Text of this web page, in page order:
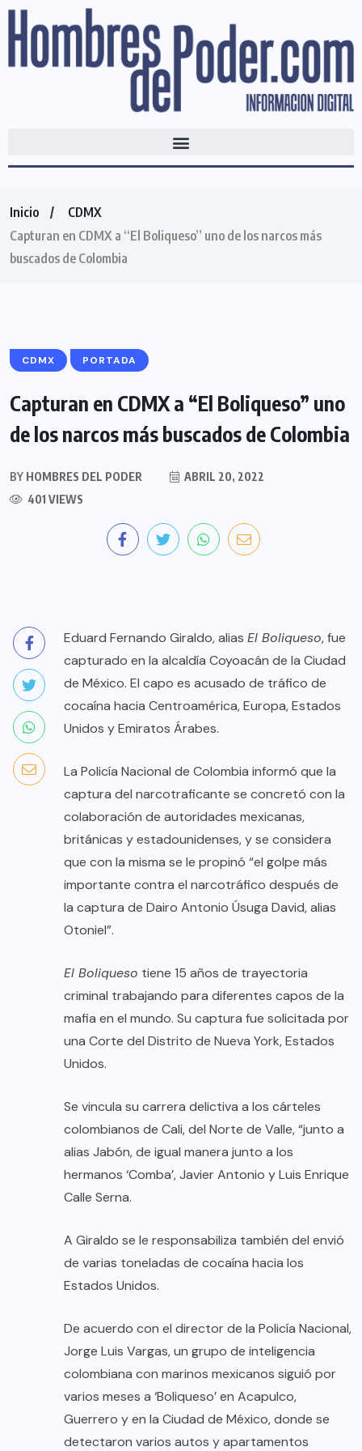
Inicio
CDMX
Capturan en CDMX a “El Boliqueso” uno de los narcos más
buscados de Colombia
CDMX PORTADA
Capturan en CDMX a “El Boliqueso” uno
de los narcos más buscados de Colombia
BY HOMBRES DEL PODER
ABRIL 20, 2022
401 VIEWS
Eduard Fernando Giraldo, alias El Boliqueso, fue
capturado en la alcaldía Coyoacán de la Ciudad
de México. El capo es acusado de tráfico de
cocaína hacia Centroamérica, Europa, Estados
Unidos y Emiratos Árabes.
La Policía Nacional de Colombia informó que la
captura del narcotraficante se concretó con la
colaboración de autoridades mexicanas,
británicas y estadounidenses, y se considera
que con la misma se le propinó “el golpe más
importante contra el narcotráfico después de
la captura de Dairo Antonio Úsuga David, alias
Otoniel”.
El Boliqueso tiene 15 años de trayectoria
criminal trabajando para diferentes capos de la
mafia en el mundo. Su captura fue solicitada por
una Corte del Distrito de Nueva York, Estados
Unidos.
Se vincula su carrera delictiva a los cárteles
colombianos de Cali, del Norte de Valle, “junto a
alias Jabón, de igual manera junto a los
hermanos ‘Comba’, Javier Antonio y Luis Enrique
Calle Serna.
A Giraldo se le responsabiliza también del envió
de varias toneladas de cocaína hacia los
Estados Unidos.
De acuerdo con el director de la Policía Nacional,
Jorge Luis Vargas, un grupo de inteligencia
colombiana con marinos mexicanos siguió por
varios meses a ‘Boliqueso’ en Acapulco,
Guerrero y en la Ciudad de México, donde se
detectaron varios autos y apartamentos